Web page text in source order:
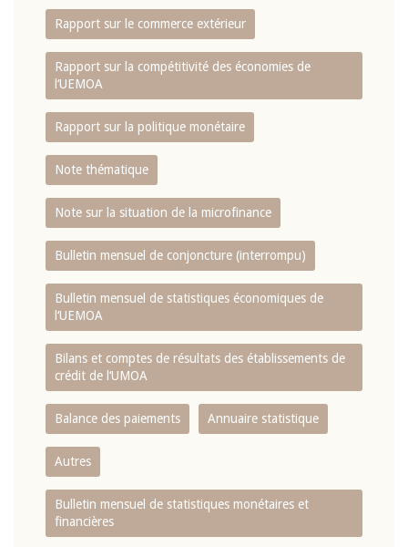
Rapport sur le commerce extérieur
Rapport sur la compétitivité des économies de
l‘UEMOA
Rapport sur la politique monétaire
Note thématique
Note sur la situation de la microfinance
Bulletin mensuel de conjoncture (interrompu)
Bulletin mensuel de statistiques économiques de
l‘UEMOA
Bilans et comptes de résultats des établissements de
crédit de l‘UMOA
Balance des paiements Annuaire statistique
Autres
Bulletin mensuel de statistiques monétaires et
financières